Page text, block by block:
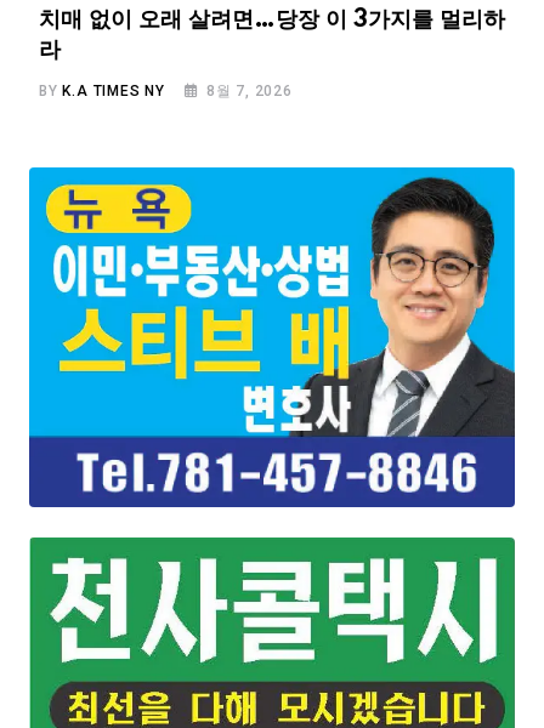
치매 없이 오래 살려면…당장 이 3가지를 멀리하
라
BYK.A TIMES NY 8월 7, 2026